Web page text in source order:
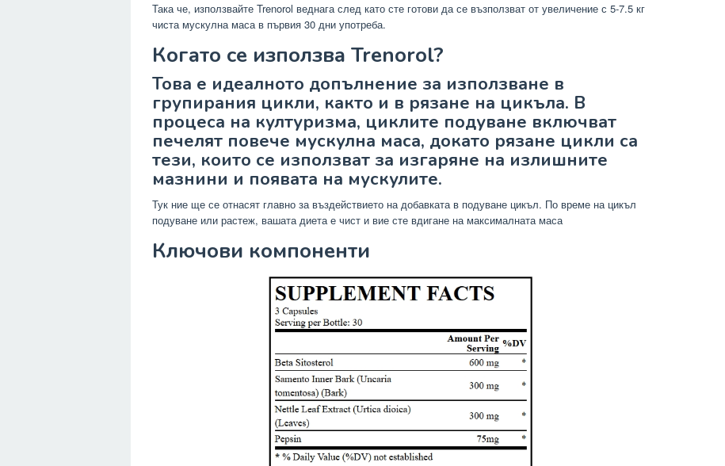
Така че, използвайте Trenorol веднага след като сте готови да се възползват от увеличение с 5-7.5 кг
чиста мускулна маса в първия 30 дни употреба.
Когато се използва Trenorol?
Това е идеалното допълнение за използване в
групирания цикли, както и в рязане на цикъла. В
процеса на културизма, циклите подуване включват
печелят повече мускулна маса, докато рязане цикли са
тези, които се използват за изгаряне на излишните
мазнини и появата на мускулите.
Тук ние ще се отнасят главно за въздействието на добавката в подуване цикъл. По време на цикъл
подуване или растеж, вашата диета е чист и вие сте вдигане на максималната маса
Ключови компоненти